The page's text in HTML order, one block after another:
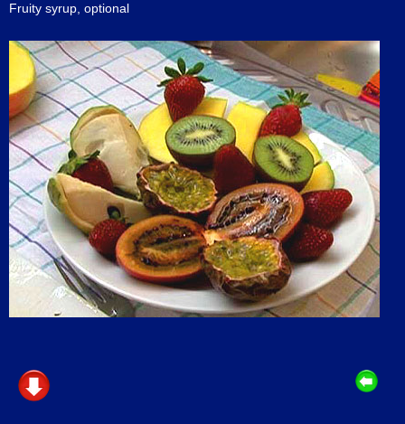
Fruity syrup, optional